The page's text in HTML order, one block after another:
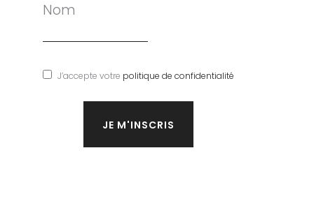
Nom
J’accepte votre politique de confidentialité